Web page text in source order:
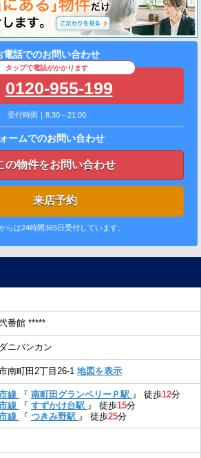
電話でのお問い合わせ
タップで電話がかかります
0120-955-199
受付時間｜8:30～21:00
ームでのお問い合わせ
の物件をお問い合わせ
来店予約
らは24時間365日受付しています。
番館 *****
ニバンカン
南町田2丁目26-1 地図を表示
線 『 南町田グランベリーＰ駅 』 徒歩12分
線
『 すずかけ台駅 』 徒歩15分
線
『 つきみ野駅 』 徒歩25分